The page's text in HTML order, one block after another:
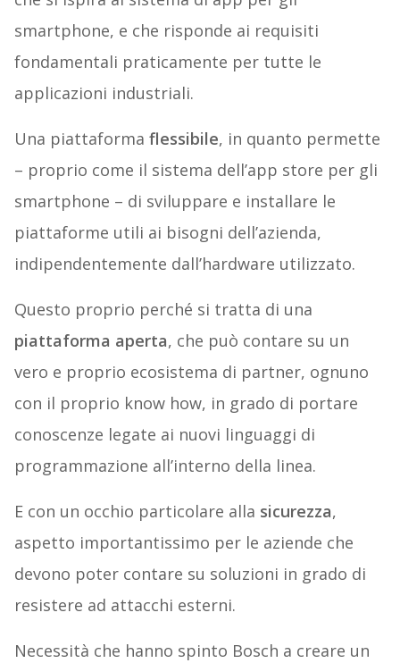
smartphone, e che risponde ai requisiti
fondamentali praticamente per tutte le
applicazioni industriali.
Una piattaforma flessibile, in quanto permette
– proprio come il sistema dell’app store per gli
smartphone – di sviluppare e installare le
piattaforme utili ai bisogni dell’azienda,
indipendentemente dall’hardware utilizzato.
Questo proprio perché si tratta di una
piattaforma aperta, che può contare su un
vero e proprio ecosistema di partner, ognuno
con il proprio know how, in grado di portare
conoscenze legate ai nuovi linguaggi di
programmazione all’interno della linea.
E con un occhio particolare alla sicurezza,
aspetto importantissimo per le aziende che
devono poter contare su soluzioni in grado di
resistere ad attacchi esterni.
Necessità che hanno spinto Bosch a creare un